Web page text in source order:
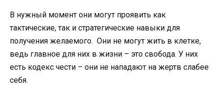
В нужный момент они могут проявить как
тактические, так и стратегические навыки для
получения желаемого. Они не могут жить в клетке,
ведь главное для них в жизни – это свобода. У них
есть кодекс чести – они не нападают на жертв слабее
себя.